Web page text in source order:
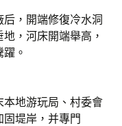
，開端修復冷水洞
，河床開端舉高，
。
地游玩局、村委會
堤岸，并專門